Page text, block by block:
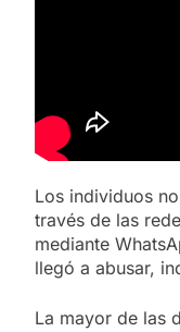
Los individuos
través de las
mediante
llegó a abusar,
La mayor de las